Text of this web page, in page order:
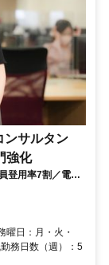
ンサルタン
強化
登用率7割／電通
均4時間19分
曜日：月・火・
務日数（週）：5